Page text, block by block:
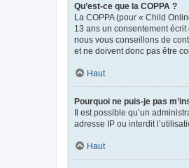
Qu’est-ce que la COPPA ?
La COPPA (pour « Child
13 ans un consentement
nous vous conseillons de
et ne doivent donc pas être
Haut
Pourquoi ne puis-je pas
Il est possible qu’un
adresse IP ou interdit
Haut